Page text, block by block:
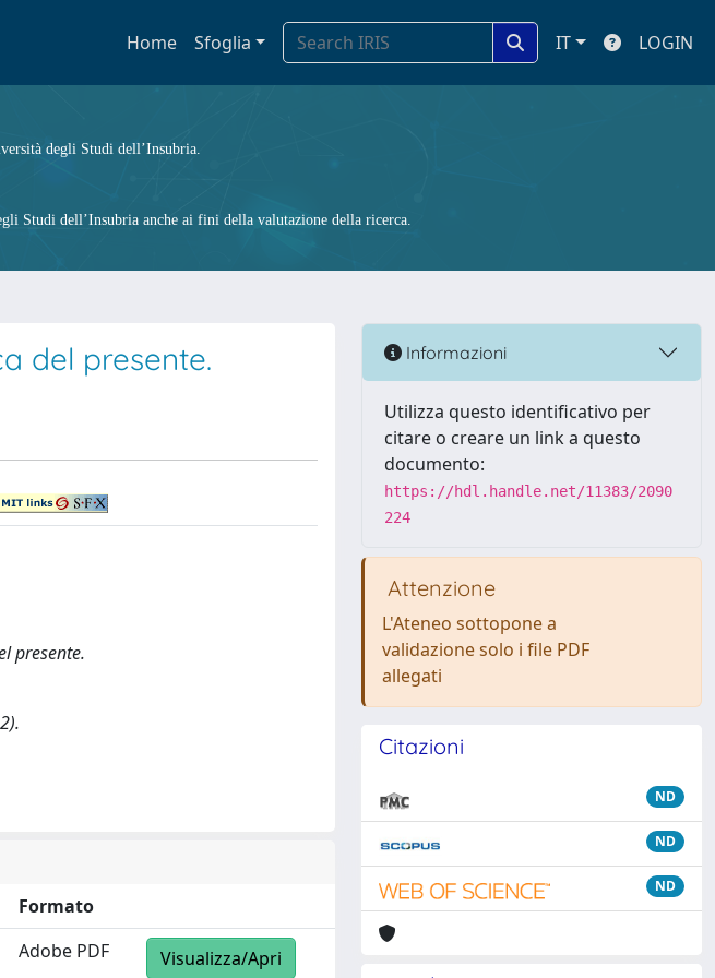
Home Sfoglia IT LOGIN
degli Studi dell’Insubria.
Studi dell’Insubria anche ai fini della valutazione della ricerca.
del presente.
presente.
Formato
Adobe PDF Visualizza/Apri
Informazioni
Utilizza questo identificativo per
citare o creare un link a questo
documento:
https://hdl.handle.net/11383/2090
224
Attenzione
L'Ateneo sottopone a
validazione solo i file PDF
allegati
Citazioni
ND
ND
ND